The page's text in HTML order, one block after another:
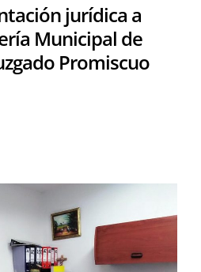
jurídica a
Municipal de
Promiscuo